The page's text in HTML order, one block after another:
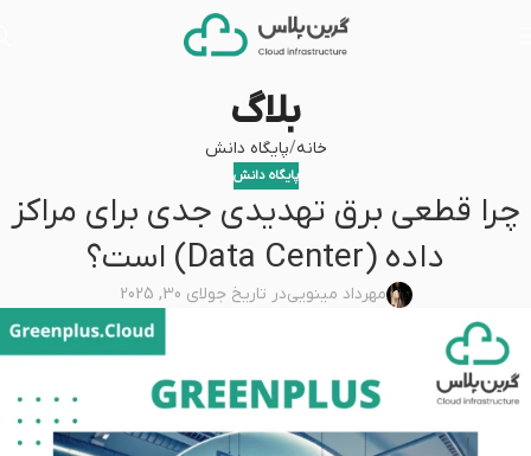
بلاگ
خانه پایگاه دانش
پایگاه دانش
چرا قطعی برق تهدیدی جدی برای مراکز
داده (Data Center) است؟
مهرداد مینوییدر تاریخ جولای 30, 2025